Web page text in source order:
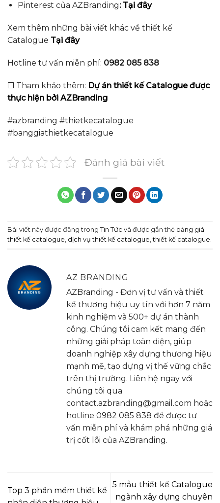
Pinterest của AZBranding:Tại đây
Xem thêm những bài viết khác về thiết kế
Catalogue Tại đây
Hotline tư vấn miễn phí: 0982 085 838
❐ Tham khảo thêm: Dự án thiết kế Catalogue được
thực hiện bởi AZBranding
#azbranding #thietkecatalogue
#banggiathietkecatalogue
Đánh giá bài viết
Bài viết này được đăng trong Tin Tức và được gắn thẻ bảng giá
thiết kế catalogue, dịch vụ thiết kế catalogue,thiết kế catalogue.
AZ BRANDING
AZBranding - Đơn vị tư vấn và thiết
kế thương hiệu uy tín với hơn 7 năm
kinh nghiệm và 500+ dự án thành
công. Chúng tôi cam kết mang đến
những giải pháp toàn diện, giúp
doanh nghiệp xây dựng thương hiệu
mạnh mẽ, tạo dựng vị thế vững chắc
trên thị trường. Liên hệ ngay với
chúng tôi qua
contact.azbranding@gmail.com hoặc
hotline 0982 085 838 để được tư
vấn miễn phí và khám phá những giá
trị cốt lõi của AZBranding.
Top 3 phần mềm thiết kế
5 mẫu thiết kế Catalogue
ngành xây dựng chuyên